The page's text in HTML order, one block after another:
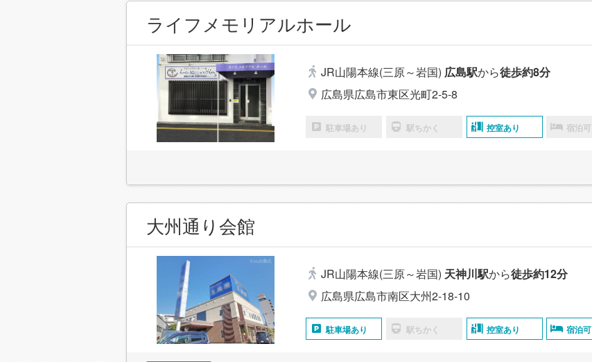
ライフメモリアルホール
JR山陽本線(三原～岩国) 広島駅から徒歩約8分
広島県広島市東区光町2-5-8
駐車場あり 駅ちかく 控室あり 宿泊可
大州通り会館
JR山陽本線(三原～岩国) 天神川駅から徒歩約12分
広島県広島市南区大州2-18-10
駐車場あり 駅ちかく 控室あり 宿泊可